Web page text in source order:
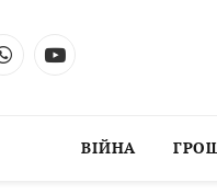
WhatsAppYouTube
ВІЙНА